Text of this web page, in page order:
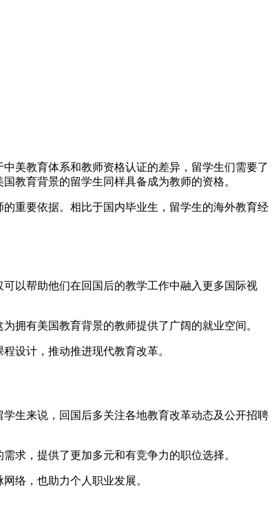
美教育体系和教师资格认证的差异，留学生们需要了
教育背景的留学生同样具备成为教师的资格。
重要依据。相比于国内毕业生，留学生的海外教育经
以帮助他们在回国后的教学工作中融入更多国际视
拥有美国教育背景的教师提供了广阔的就业空间。
设计，推动推进现代教育改革。
生来说，回国后多关注各地教育改革动态及公开招聘
求，提供了更加多元和有竞争力的职位选择。
络，也助力个人职业发展。